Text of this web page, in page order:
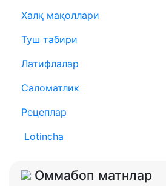
Халқ мақоллари
Туш табири
Латифлалар
Саломатлик
Рецеплар
Lotincha
Оммабоп матнлар